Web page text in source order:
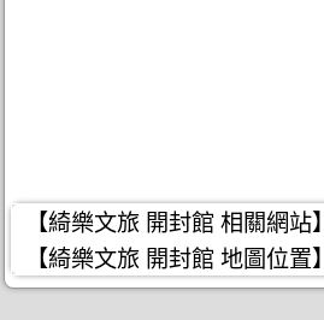
【綺樂文旅 開封館 相關網站】
【綺樂文旅 開封館 地圖位置】